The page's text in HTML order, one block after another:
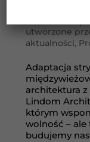
utworzone
aktualności,
Adaptacja
architektura
Lindom
którym
wolność – ale
budujemy